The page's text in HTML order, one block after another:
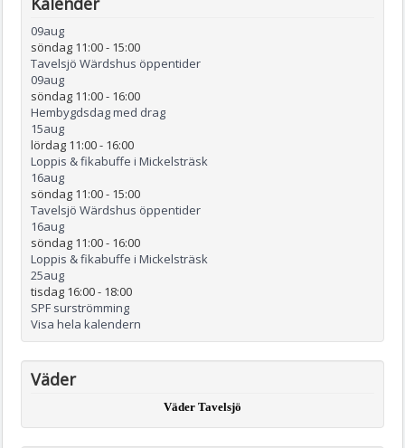
09aug
söndag 11:00- 15:00
Tavelsjö Wärdshus öppentider
09aug
söndag 11:00- 16:00
Hembygdsdag med drag
15aug
lördag 11:00- 16:00
Loppis & fikabuffe i Mickelsträsk
16aug
söndag 11:00- 15:00
Tavelsjö Wärdshus öppentider
16aug
söndag 11:00- 16:00
Loppis & fikabuffe i Mickelsträsk
25aug
tisdag 16:00- 18:00
SPF surströmming
Visa hela kalendern
Väder
Väder Tavelsjö